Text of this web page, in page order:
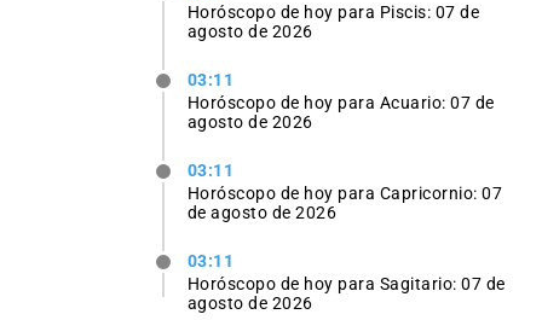
Horóscopo de hoy para Piscis: 07 de
agosto de 2026
03:11
Horóscopo de hoy para Acuario: 07 de
agosto de 2026
03:11
Horóscopo de hoy para Capricornio: 07
de agosto de 2026
03:11
Horóscopo de hoy para Sagitario: 07 de
agosto de 2026